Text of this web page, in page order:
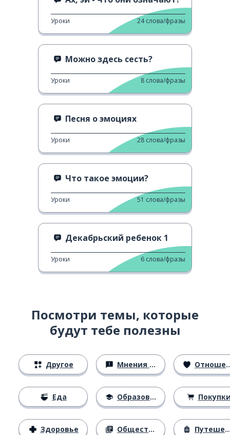
Уроки 24 слова/фразы
Можно здесь сесть?
Уроки 8 слова/фразы
Песня о эмоциях
Уроки 28 слова/фразы
Что такое эмоции?
Уроки 51 слова/фразы
Декабрьский ребенок 1
Уроки 6 слова/фразы
Посмотри темы, которые
будут тебе полезны
Другое
Еда
Здоровье
Мнения и убеждения
Образование
Общество
Отношения
Путешествия